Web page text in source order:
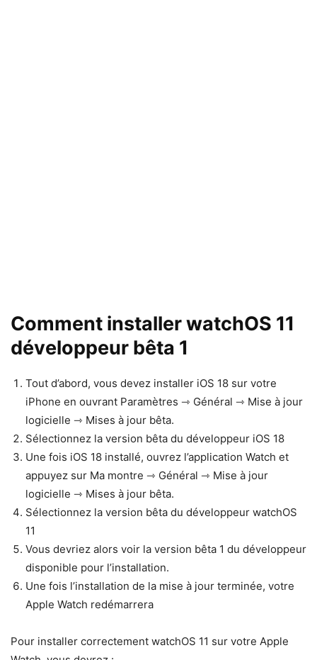
Comment installer watchOS 11
développeur bêta 1
Tout d’abord, vous devez installer iOS 18 sur votre
iPhone en ouvrant Paramètres ⇾ Général ⇾ Mise à jour
logicielle ⇾ Mises à jour bêta.
Sélectionnez la version bêta du développeur iOS 18
Une fois iOS 18 installé, ouvrez l’application Watch et
appuyez sur Ma montre ⇾ Général ⇾ Mise à jour
logicielle ⇾ Mises à jour bêta.
Sélectionnez la version bêta du développeur watchOS
11
Vous devriez alors voir la version bêta 1 du développeur
disponible pour l’installation.
Une fois l’installation de la mise à jour terminée, votre
Apple Watch redémarrera
Pour installer correctement watchOS 11 sur votre Apple